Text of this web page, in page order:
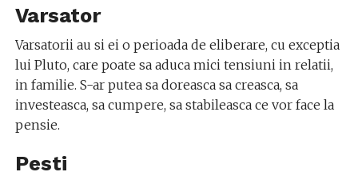
Varsator
Varsatorii au si ei o perioada de eliberare, cu exceptia
lui Pluto, care poate sa aduca mici tensiuni in relatii,
in familie. S-ar putea sa doreasca sa creasca, sa
investeasca, sa cumpere, sa stabileasca ce vor face la
pensie.
Pesti